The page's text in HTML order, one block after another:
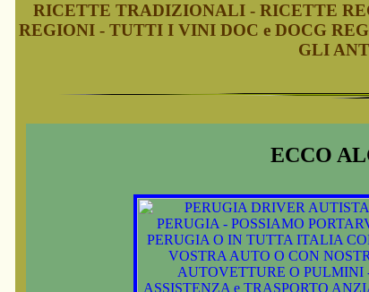
RICETTE TRADIZIONALI - RICETTE
REGIONI - TUTTI I VINI DOC e DOCG
GLI
ECCO